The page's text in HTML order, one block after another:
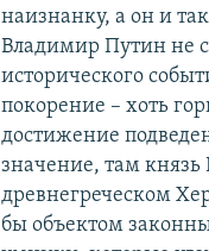
наизнанку, а он и
Владимир Путин не
исторического
покорение – хоть
достижение
значение, там
древнегреческом
бы объектом